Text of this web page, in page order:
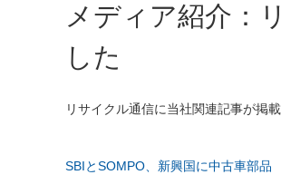
メディア紹介：
した
リサイクル通信に当社関連記事が掲載
SBIとSOMPO、新興国に中古車部品